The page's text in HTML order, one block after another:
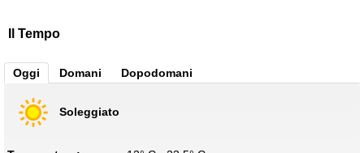
Il Tempo
Oggi Domani Dopodomani
Soleggiato